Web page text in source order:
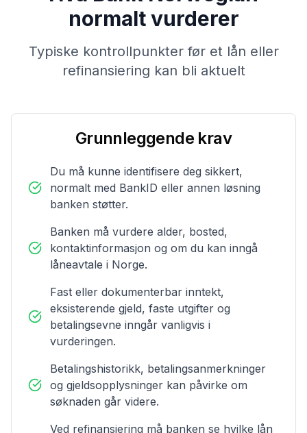
normalt vurderer
Typiske kontrollpunkter før et lån eller
refinansiering kan bli aktuelt
Grunnleggende krav
Du må kunne identifisere deg sikkert,
normalt med BankID eller annen løsning
banken støtter.
Banken må vurdere alder, bosted,
kontaktinformasjon og om du kan inngå
låneavtale i Norge.
Fast eller dokumenterbar inntekt,
eksisterende gjeld, faste utgifter og
betalingsevne inngår vanligvis i
vurderingen.
Betalingshistorikk, betalingsanmerkninger
og gjeldsopplysninger kan påvirke om
søknaden går videre.
Ved refinansiering må banken se hvilke lån